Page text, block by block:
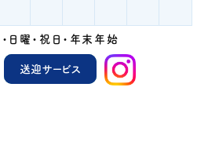
日曜・祝日・年末年始
送迎サービス